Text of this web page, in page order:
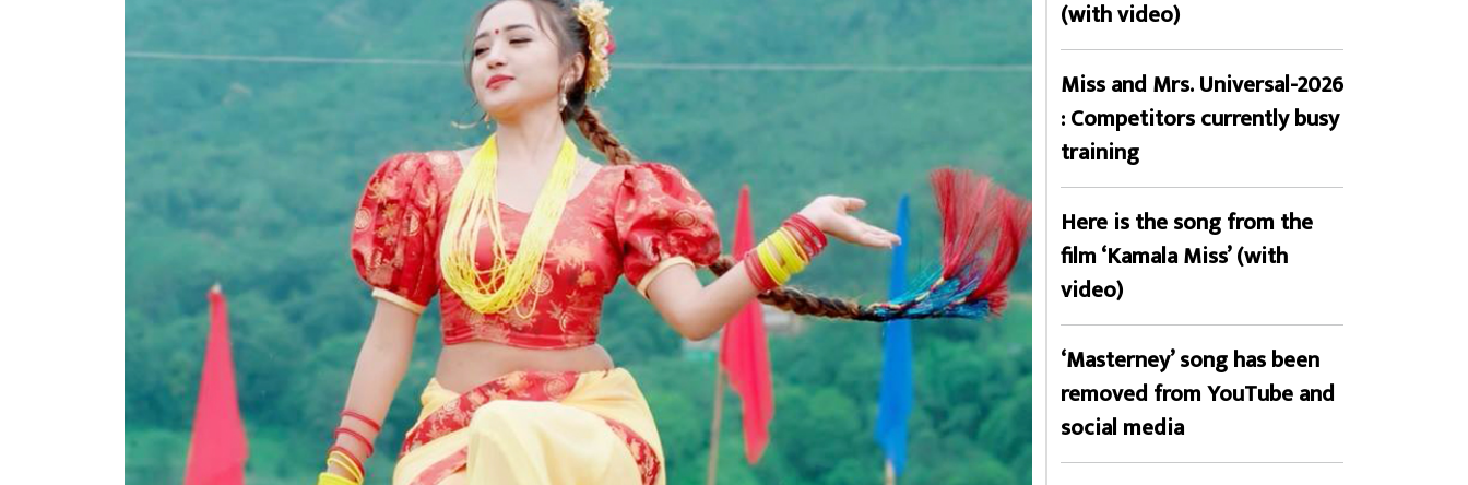
(with video)
Miss and Mrs. Universal-2026
: Competitors currently busy
training
Here is the song from the
film ‘Kamala Miss’ (with
video)
‘Masterney’ song has been
removed from YouTube and
social media